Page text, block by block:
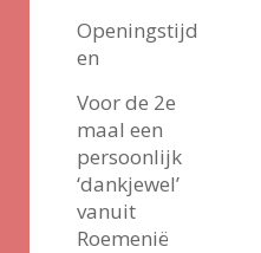
Openingstijd
en
Voor de 2e
maal een
persoonlijk
‘dankjewel’
vanuit
Roemenië